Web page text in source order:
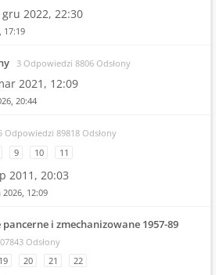
gru 2022, 22:30
17:19
3 Odpowiedzi 8806 Odsłony
2021, 12:09
20:44
Odpowiedzi 89818 Odsłony
9 10 11
2011, 20:03
2026, 12:09
i zmechanizowane 1957-89
Odsłony
19 20 21 22